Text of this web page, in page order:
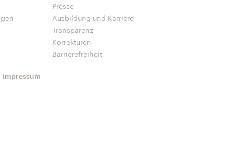
Presse
Ausbildung und Karriere
Transparenz
Korrekturen
Barrierefreiheit
Impressum